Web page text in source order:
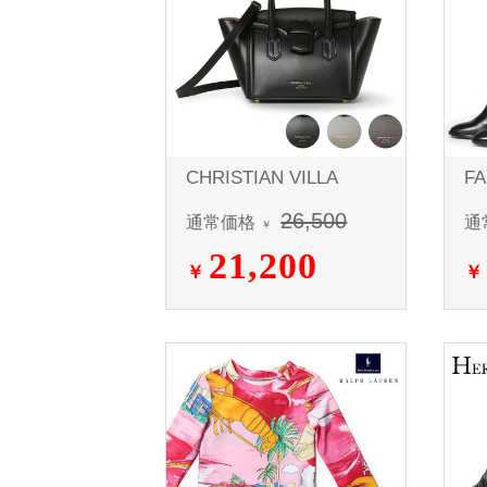
CHRISTIAN VILLA
通常価格 ￥ 26,500
￥ 21,200
通
￥